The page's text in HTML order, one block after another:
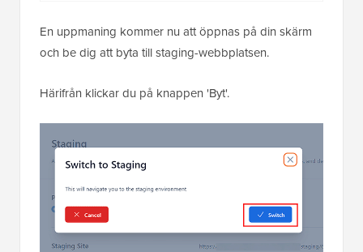
En uppmaning kommer nu att öppnas på din skärm
och be dig att byta till staging-webbplatsen.
Härifrån klickar du på knappen 'Byt'.